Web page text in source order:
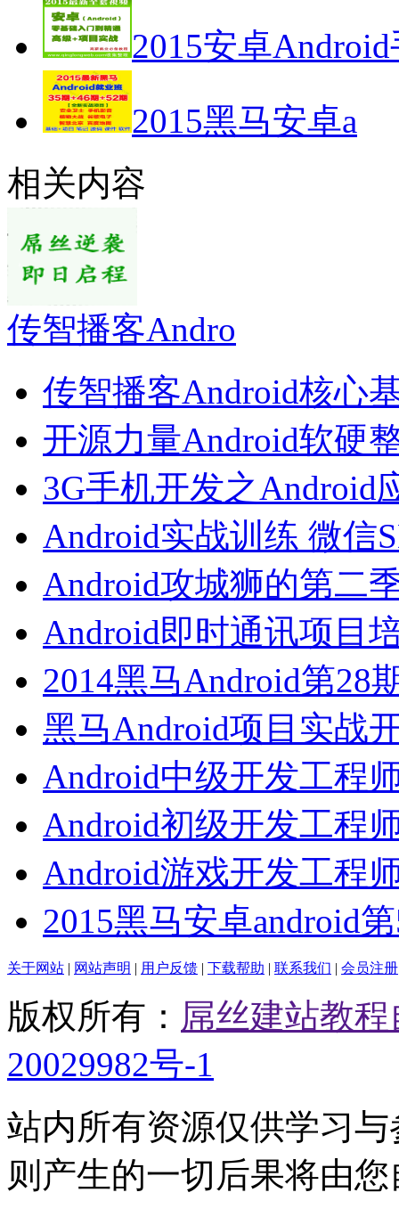
2015安卓Android
2015黑马安卓a
相关内容
传智播客Andro
传智播客Android核心
开源力量Android软硬
3G手机开发之Android
Android实战训练 微信
Android攻城狮的第二
Android即时通讯项目
2014黑马Android第28
黑马Android项目实战
Android中级开发工程
Android初级开发工程
Android游戏开发工程
2015黑马安卓android
关于网站 | 网站声明 | 用户反馈 | 下载帮助 | 联系我们 | 会员注册
版权所有： 屌丝建站教
20029982号-1
站内所有资源仅供学习
则产生的一切后果将由